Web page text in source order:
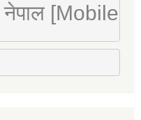
नेपाल [Mobile